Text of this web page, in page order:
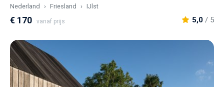
Nederland Friesland IJlst
€ 170 vanaf prijs 5,0 / 5